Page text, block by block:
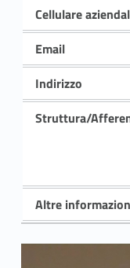
Cellulare
Email
Indirizzo
Struttura/
Altre